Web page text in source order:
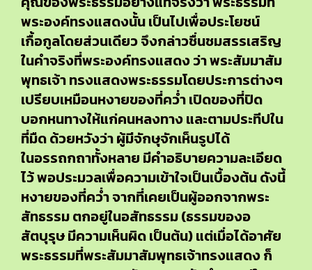
พระองค์ทรงแสดงนั้น เป็นไปเพื่อประโยชน์
เกื้อกูลโดยส่วนเดียว จึงกล่าวชื่นชมสรรเสริญ
ในคำจริงที่พระองค์ทรงแสดง ว่า พระสัมมาสัม
พุทธเจ้า ทรงแสดงพระธรรมโดยประการต่างๆ
เปรียบเหมือนหงายของที่คว่ำ เปิดของที่ปิด
บอกหนทางให้แก่คนหลงทาง และตามประทีปใน
ที่มืด ด้วยหวังว่า ผู้มีจักษุจักเห็นรูปได้
ในอรรถกถาทั้งหลาย มีคำอธิบายความละเอียด
ไว้ พอประมวลเพื่อความเข้าใจเป็นเบื้องต้น ดังนี้
หงายของที่คว่ำ จากที่เคยเป็นผู้ออกจากพระ
สัทธรรม ตกอยู่ในอสัทธรรม (ธรรมของอ
สัตบุรุษ มีความเห็นผิด เป็นต้น) แต่เมื่อได้อาศัย
พระธรรมที่พระสัมมาสัมพุทธเจ้าทรงแสดง ก็